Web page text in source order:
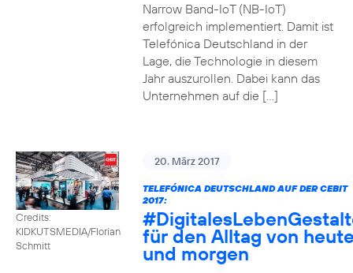
Narrow Band-IoT (NB-IoT)
erfolgreich implementiert. Damit ist
Telefónica Deutschland in der
Lage, die Technologie in diesem
Jahr auszurollen. Dabei kann das
Unternehmen auf die […]
Credits:
KIDKUTSMEDIA/Florian
Schmitt
20. März 2017
TELEFÓNICA DEUTSCHLAND AUF DER CEBIT
2017:
für den Alltag von
und morgen